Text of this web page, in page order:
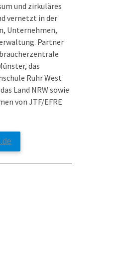
und zirkuläres
vernetzt in der
Unternehmen,
Partner
das
Ruhr West
Land NRW sowie
von JTF/EFRE